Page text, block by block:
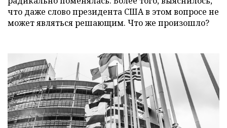
что даже слово президента США в этом вопросе не
может являться решающим. Что же произошло?